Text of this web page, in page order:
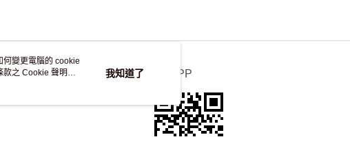
官方APP
何變更電腦的 cookie
款之 Cookie 聲明使
我知道了